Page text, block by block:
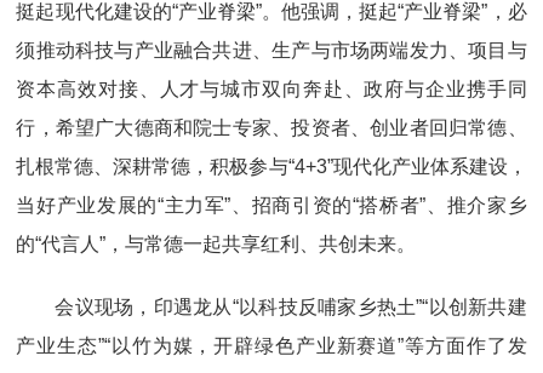
挺起现代化建设的“产业脊梁”。他强调，挺起“产业脊梁”，必
须推动科技与产业融合共进、生产与市场两端发力、项目与
资本高效对接、人才与城市双向奔赴、政府与企业携手同
行，希望广大德商和院士专家、投资者、创业者回归常德、
扎根常德、深耕常德，积极参与“4+3”现代化产业体系建设，
当好产业发展的“主力军”、招商引资的“搭桥者”、推介家乡
的“代言人”，与常德一起共享红利、共创未来。
会议现场，印遇龙从“以科技反哺家乡热土”“以创新共建
产业生态”“以竹为媒，开辟绿色产业新赛道”等方面作了发